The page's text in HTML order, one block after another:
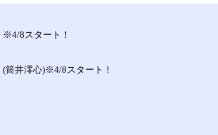
※4/8スタート！
筒井澪心)※4/8スタート！